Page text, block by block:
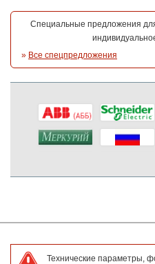
Специальные предложения
» Все спецпредложения
Технические параметры,